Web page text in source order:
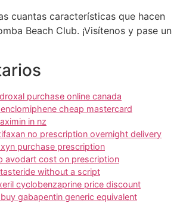
cuantas características que hacen
Beach Club. ¡Visítenos y pase un
purchase online canada
cheap mastercard
in nz
no prescription overnight delivery
purchase prescription
avodart cost on prescription
without a script
cyclobenzaprine price discount
gabapentin generic equivalent